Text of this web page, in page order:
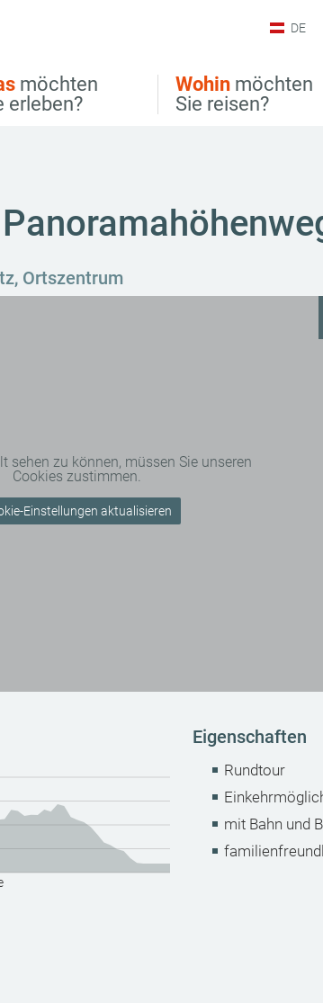
möchten
erleben?
Wohin möchten
Sie reisen?
DE
Ortszentrum
sehen zu können, müssen Sie unseren
Cookies zustimmen.
Einstellungen aktualisieren
Eigenschaften
Rundtour
mit Bahn und